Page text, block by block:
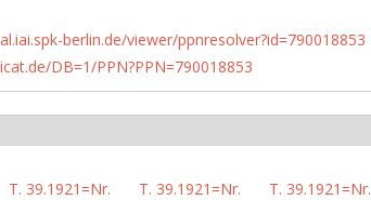
berlin.de/viewer/ppnresolver?id=790018853
DB=1/PPN?PPN=790018853
T. 39.1921=Nr.
T. 39.1921=Nr.
T. 39.1921=Nr.